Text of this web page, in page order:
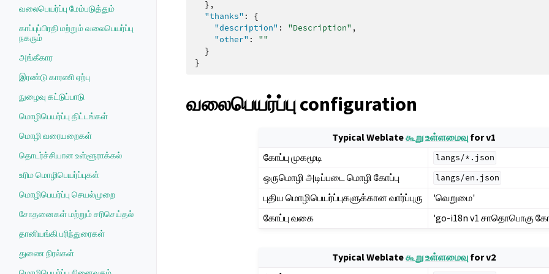
வலைபெயர்ப்பு மேம்படுத்தும்
காப்புப்பிரதி மற்றும் வலைபெயர்ப்பு
நகரும்
அங்கீகார
இரண்டு காரணி ஏற்பு
நுழைவு கட்டுப்பாடு
மொழிபெயர்ப்பு திட்டங்கள்
மொழி வரையறைகள்
தொடர்ச்சியான உள்ளூராக்கல்
உரிம மொழிபெயர்ப்புகள்
மொழிபெயர்ப்பு செயல்முறை
சோதனைகள் மற்றும் சரிசெய்தல்
தானியங்கி பரிந்துரைகள்
துணை நிரல்கள்
},
"thanks" :
{
"description" : "Description" ,
"other" :
""
}
}
வலைபெயர்ப்பு configuration
Typical Weblateகூறு உள்ளமைவுfor v1
கோப்பு முகமூடி
langs/*.json
ஒருமொழி அடிப்படை மொழி கோப்பு langs/en.json
புதிய மொழிபெயர்ப்புகளுக்கான வார்ப்புரு
'வெறுமை'
கோப்பு வகை
'go-i18n v1 சாதொபொகு
Typical Weblateகூறு உள்ளமைவுfor v2